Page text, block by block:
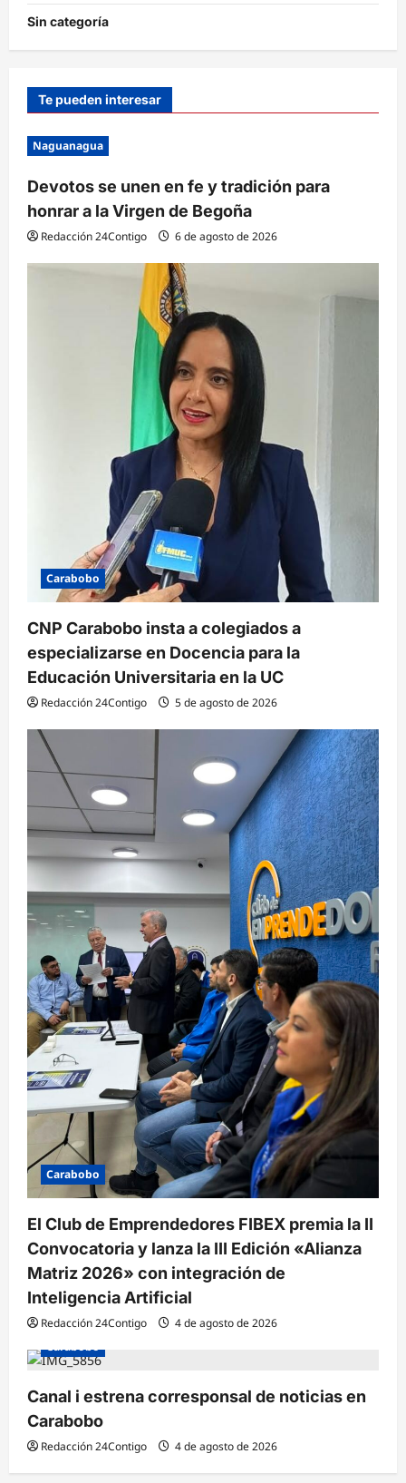
Sin categoría
Te pueden interesar
Naguanagua
Devotos se unen en fe y tradición para
honrar a la Virgen de Begoña
Redacción 24Contigo 6 de agosto de 2026
Carabobo
CNP Carabobo insta a colegiados a
especializarse en Docencia para la
Educación Universitaria en la UC
Redacción 24Contigo 5 de agosto de 2026
Carabobo
El Club de Emprendedores FIBEX premia la II
Convocatoria y lanza la III Edición «Alianza
Matriz 2026» con integración de
Inteligencia Artificial
Redacción 24Contigo
4 de agosto de 2026
Carabobo
Canal i estrena corresponsal de noticias en
Carabobo
Redacción 24Contigo 4 de agosto de 2026